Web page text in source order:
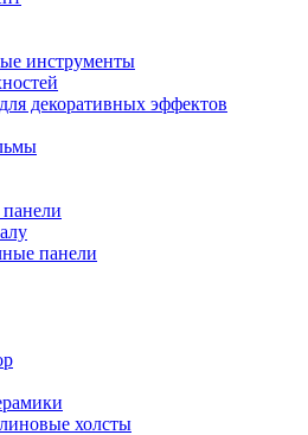
инструменты
декоративных эффектов
панели
холсты